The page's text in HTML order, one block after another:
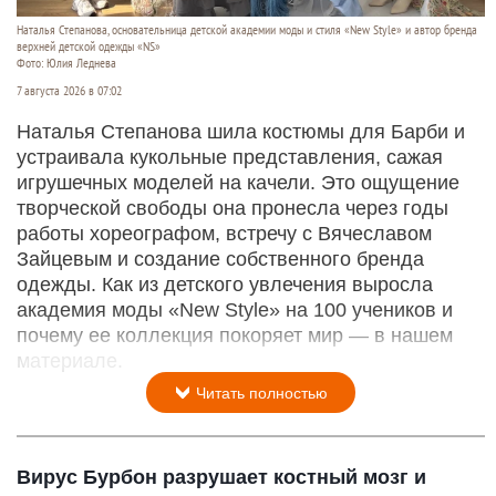
Наталья Степанова, основательница детской академии моды и стиля «New Style» и автор бренда
верхней детской одежды «NS»
Фото: Юлия Леднева
7 августа 2026 в 07:02
Наталья Степанова шила костюмы для Барби и
устраивала кукольные представления, сажая
игрушечных моделей на качели. Это ощущение
творческой свободы она пронесла через годы
работы хореографом, встречу с Вячеславом
Зайцевым и создание собственного бренда
одежды. Как из детского увлечения выросла
академия моды «New Style» на 100 учеников и
почему ее коллекция покоряет мир — в нашем
материале.
Читать полностью
Вирус Бурбон разрушает костный мозг и